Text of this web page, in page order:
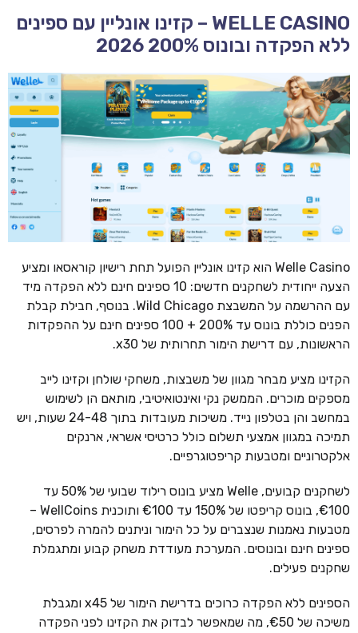
WELLE CASINO – קזינו אונליין עם ספינים
ללא הפקדה ובונוס 200% 2026
Welle Casino הוא קזינו אונליין הפועל תחת רישיון קוראסאו ומציע
הצעה ייחודית לשחקנים חדשים: 10 ספינים חינם ללא הפקדה מיד
עם ההרשמה על המשבצת Wild Chicago. בנוסף, חבילת קבלת
הפנים כוללת בונוס עד 200% + 100 ספינים חינם על ההפקדות
הראשונות, עם דרישת הימור תחרותית של x30.
הקזינו מציע מבחר מגוון של משבצות, משחקי שולחן וקזינו לייב
מספקים מוכרים. הממשק נקי ואינטואיטיבי, מותאם הן לשימוש
במחשב והן בטלפון נייד. משיכות מעובדות בתוך 24-48 שעות, ויש
תמיכה במגוון אמצעי תשלום כולל כרטיסי אשראי, ארנקים
אלקטרוניים ומטבעות קריפטוגרפיים.
לשחקנים קבועים, Welle מציע בונוס רילוד שבועי של 50% עד
€100, בונוס קריפטו של 150% עד €100 ותוכנית WellCoins –
מטבעות נאמנות שנצברים על כל הימור וניתנים להמרה לפרסים,
ספינים חינם ובונוסים. המערכת מעודדת משחק קבוע ומתגמלת
שחקנים פעילים.
הספינים ללא הפקדה כרוכים בדרישת הימור של x45 ומגבלת
משיכה של €50, מה שמאפשר לבדוק את הקזינו לפני הפקדה